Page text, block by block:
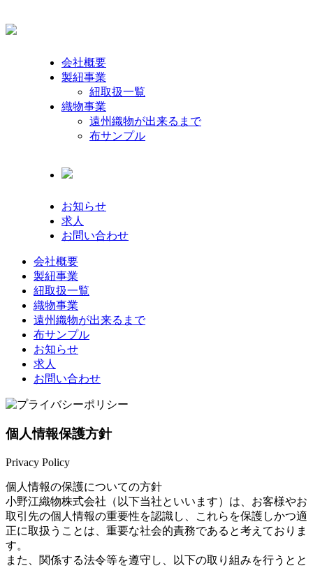
会社概要
製紐事業
紐取扱一覧
織物事業
遠州織物が出来るまで
布サンプル
お知らせ
求人
お問い合わせ
会社概要
製紐事業
紐取扱一覧
織物事業
遠州織物が出来るまで
布サンプル
お知らせ
求人
お問い合わせ
個人情報保護方針
Privacy Policy
個人情報の保護についての方針
小野江織物株式会社（以下当社といいます）は、お客様やお
取引先の個人情報の重要性を認識し、これらを保護しかつ適
正に取扱うことは、重要な社会的責務であると考えておりま
す。
また、関係する法令等を遵守し、以下の取り組みを行うとと